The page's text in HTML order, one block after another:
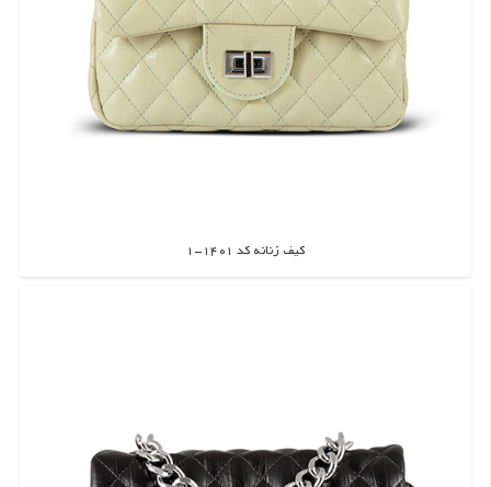
کیف زنانه کد 1401-1
اطلاعات بیشتر